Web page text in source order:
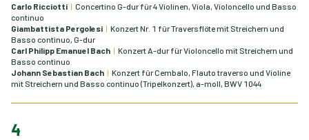
Carlo Ricciotti
Concertino G-dur für 4 Violinen, Viola, Violoncello und Basso
continuo
Giambattista Pergolesi
Konzert Nr. 1 für Traversflöte mit Streichern und
Basso continuo, G-dur
Carl Philipp Emanuel Bach
Konzert A-dur für Violoncello mit Streichern und
Basso continuo
Johann Sebastian Bach
Konzert für Cembalo, Flauto traverso und Violine
mit Streichern und Basso continuo (Tripelkonzert), a-moll, BWV 1044
4